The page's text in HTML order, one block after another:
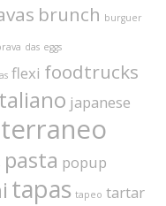
brunch burguer
das eggs
flexi foodtrucks
japanese
pasta popup
tapas tapeo tartar